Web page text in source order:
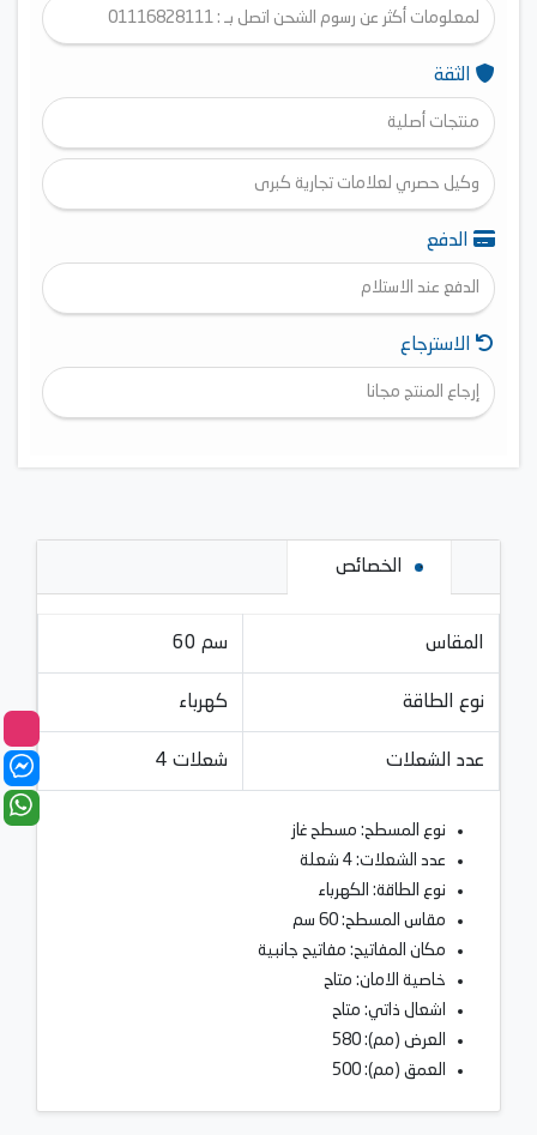
لمعلومات أكثر عن رسوم الشحن اتصل بـ : 01116828111
الثقة
منتجات أصلية
وكيل حصري لعلامات تجارية كبرى
الدفع
الدفع عند الاستلام
الاسترجاع
إرجاع المنتج مجانا
الخصائص
المقاس 60 سم
نوع الطاقة كهرباء
عدد الشعلات 4 شعلات
نوع المسطح: مسطح غاز
عدد الشعلات: 4 شعلة
نوع الطاقة: الكهرباء
مقاس المسطح: 60 سم
مكان المفاتيح: مفاتيح جانبية
خاصية الامان: متاح
اشعال ذاتي: متاح
العرض (مم): 580
العمق (مم): 500